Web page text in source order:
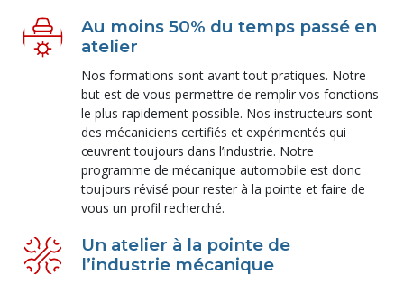
Au moins 50% du temps passé en
atelier
Nos formations sont avant tout pratiques. Notre
but est de vous permettre de remplir vos fonctions
le plus rapidement possible. Nos instructeurs sont
des mécaniciens certifiés et expérimentés qui
œuvrent toujours dans l’industrie. Notre
programme de mécanique automobile est donc
toujours révisé pour rester à la pointe et faire de
vous un profil recherché.
Un atelier à la pointe de
l’industrie mécanique